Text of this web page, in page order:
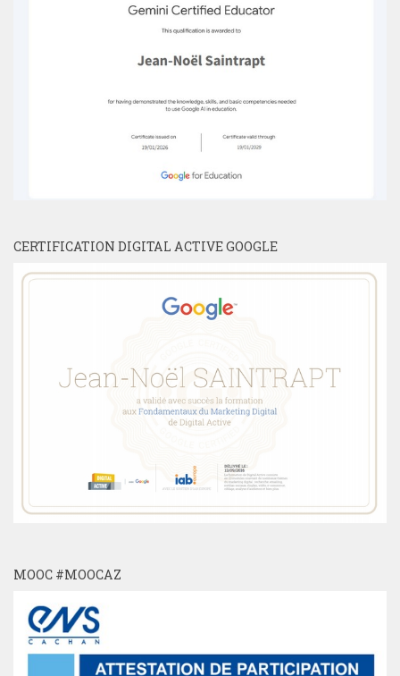
CERTIFICATION DIGITAL ACTIVE GOOGLE
MOOC #MOOCAZ